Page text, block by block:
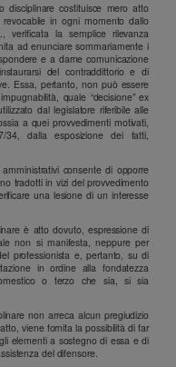
disciplinare costituisce mero atto
revocabile in ogni momento dallo
verificata la semplice rilevanza
ad enunciare sommariamente i
e a darne comunicazione
del contraddittorio e di
Essa, pertanto, non può essere
quale “decisione” ex
dal legislatore riferibile alle
a quei provvedimenti motivati,
34, dalla esposizione dei fatti,
consente di opporre
tradotti in vizi del provvedimento
una lesione di un interesse
è atto dovuto, espressione di
non si manifesta, neppure per
professionista e, pertanto, su di
in ordine alla fondatezza
o terzo che sia, si sia
non arreca alcun pregiudizio
viene fornita la possibilità di far
elementi a sostegno di essa e di
del difensore.